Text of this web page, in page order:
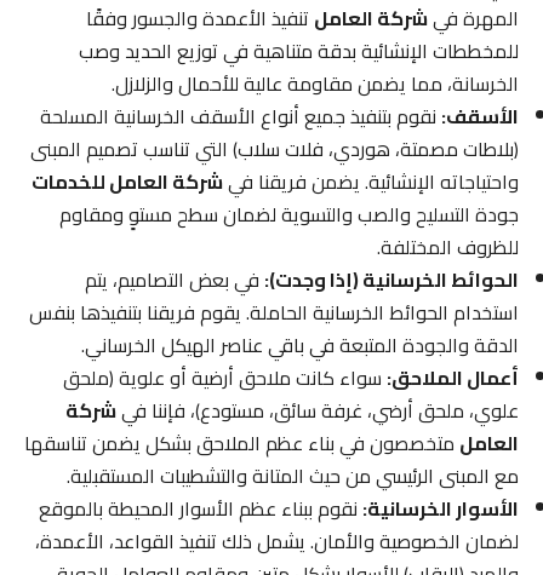
المهرة فيشركة العاملتنفيذ الأعمدة والجسور وفقًا
للمخططات الإنشائية بدقة متناهية في توزيع الحديد وصب
الخرسانة، مما يضمن مقاومة عالية للأحمال والزلازل.
الأسقف:نقوم بتنفيذ جميع أنواع الأسقف الخرسانية المسلحة
(بلاطات مصمتة، هوردي، فلات سلاب) التي تناسب تصميم المبنى
واحتياجاته الإنشائية. يضمن فريقنا فيشركة العامل للخدمات
جودة التسليح والصب والتسوية لضمان سطح مستوٍ ومقاوم
للظروف المختلفة.
الحوائط الخرسانية (إذا وجدت):في بعض التصاميم، يتم
استخدام الحوائط الخرسانية الحاملة. يقوم فريقنا بتنفيذها بنفس
الدقة والجودة المتبعة في باقي عناصر الهيكل الخرساني.
أعمال الملاحق:سواء كانت ملاحق أرضية أو علوية (ملحق
علوي، ملحق أرضي، غرفة سائق، مستودع)، فإننا فيشركة
العاملمتخصصون في بناء عظم الملاحق بشكل يضمن تناسقها
مع المبنى الرئيسي من حيث المتانة والتشطيبات المستقبلية.
الأسوار الخرسانية:نقوم ببناء عظم الأسوار المحيطة بالموقع
لضمان الخصوصية والأمان. يشمل ذلك تنفيذ القواعد، الأعمدة،